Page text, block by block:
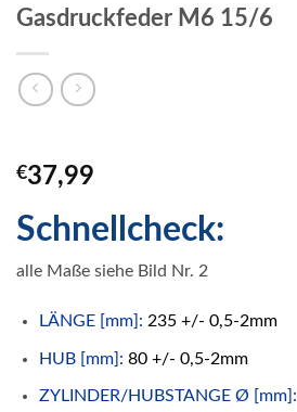
Gasdruckfeder M6 15/6
€37,99
Schnellcheck:
alle Maße siehe Bild Nr. 2
LÄNGE [mm]: 235 +/- 0,5-2mm
HUB [mm]: 80 +/- 0,5-2mm
ZYLINDER/HUBSTANGE Ø [mm]: